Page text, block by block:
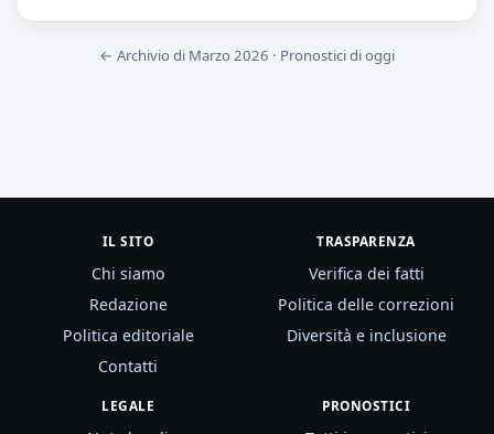
← Archivio di Marzo 2026 · Pronostici di oggi
IL SITO
Chi siamo
Redazione
Politica editoriale
Contatti
TRASPARENZA
Verifica dei fatti
Politica delle correzioni
Diversità e inclusione
LEGALE PRONOSTICI